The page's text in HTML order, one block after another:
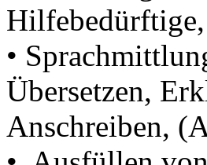
•
Übersetzen,
Anschreiben,